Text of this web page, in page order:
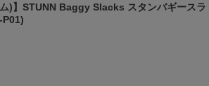
)】STUNN Baggy Slacks スタンバギースラ
P01)